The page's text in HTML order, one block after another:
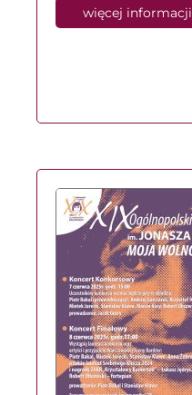
więcej informacji